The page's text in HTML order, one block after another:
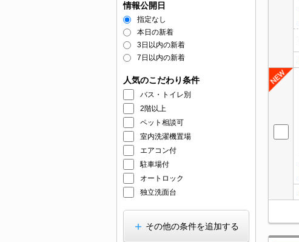
情報公開日
指定なし
本日の新着
3日以内の新着
7日以内の新着
人気のこだわり条件
バス・トイレ別
2階以上
ペット相談可
室内洗濯機置場
エアコン付
駐車場付
オートロック
独立洗面台
その他の条件を追加する